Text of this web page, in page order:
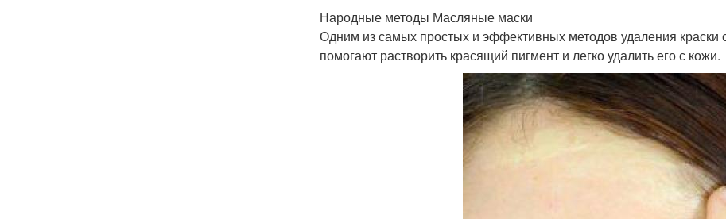
Народные методы Масляные маски
Одним из самых простых и эффективных методов удаления краски
помогают растворить красящий пигмент и легко удалить его с кожи.